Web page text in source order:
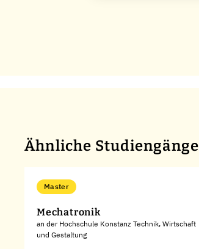
Ähnliche Studiengänge
Master
Mechatronik
an der Hochschule Konstanz Technik, Wirtschaft
und Gestaltung